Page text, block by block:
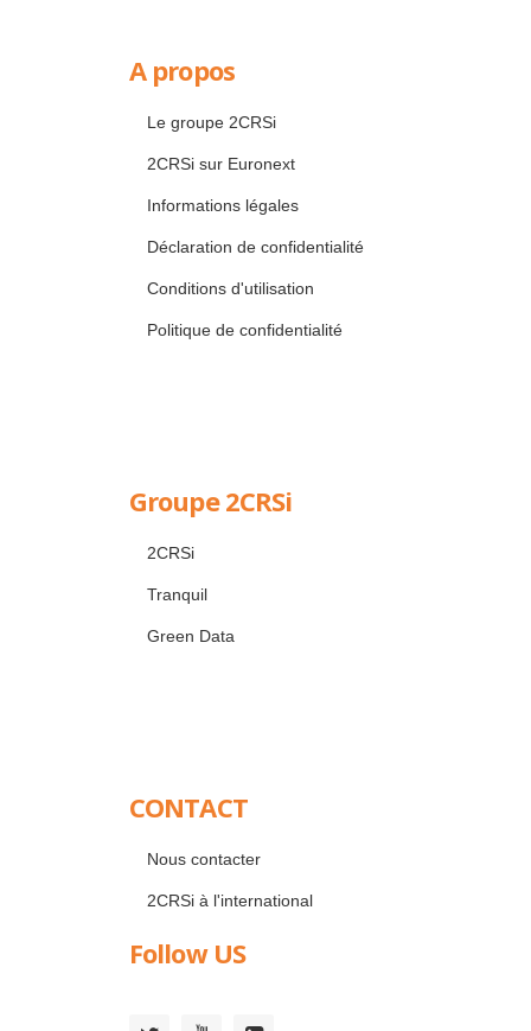
A propos
Le groupe 2CRSi
2CRSi sur Euronext
Informations légales
Déclaration de confidentialité
Conditions d'utilisation
Politique de confidentialité
Groupe 2CRSi
2CRSi
Tranquil
Green Data
CONTACT
Nous contacter
2CRSi à l'international
Follow US